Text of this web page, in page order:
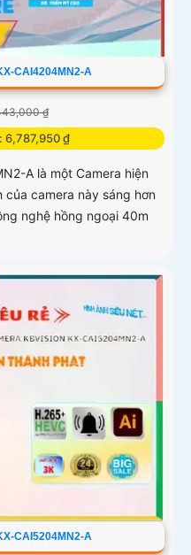
CAI4204MN2-A
₫
6,787,950 ₫
A là một Camera hiện
camera này sáng hơn
nghệ hồng ngoại 40m
CAI5204MN2-A